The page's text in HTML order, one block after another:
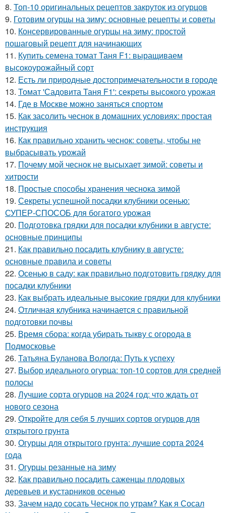
8. Топ-10 оригинальных рецептов закруток из огурцов
9. Готовим огурцы на зиму: основные рецепты и советы
10. Консервированные огурцы на зиму: простой
пошаговый рецепт для начинающих
11. Купить семена томат Таня F1: выращиваем
высокоурожайный сорт
12. Есть ли природные достопримечательности в городе
13. Томат 'Садовита Таня F1': секреты высокого урожая
14. Где в Москве можно заняться спортом
15. Как засолить чеснок в домашних условиях: простая
инструкция
16. Как правильно хранить чеснок: советы, чтобы не
выбрасывать урожай
17. Почему мой чеснок не высыхает зимой: советы и
хитрости
18. Простые способы хранения чеснока зимой
19. Секреты успешной посадки клубники осенью:
СУПЕР-СПОСОБ для богатого урожая
20. Подготовка грядки для посадки клубники в августе:
основные принципы
21. Как правильно посадить клубнику в августе:
основные правила и советы
22. Осенью в саду: как правильно подготовить грядку для
посадки клубники
23. Как выбрать идеальные высокие грядки для клубники
24. Отличная клубника начинается с правильной
подготовки почвы
25. Время сбора: когда убирать тыкву с огорода в
Подмосковье
26. Татьяна Буланова Вологда: Путь к успеху
27. Выбор идеального огурца: топ-10 сортов для средней
полосы
28. Лучшие сорта огурцов на 2024 год: что ждать от
нового сезона
29. Откройте для себя 5 лучших сортов огурцов для
открытого грунта
30. Огурцы для открытого грунта: лучшие сорта 2024
года
31. Огурцы резанные на зиму
32. Как правильно посадить саженцы плодовых
деревьев и кустарников осенью
33. Зачем надо сосать Чеснок по утрам? Как я Сосал